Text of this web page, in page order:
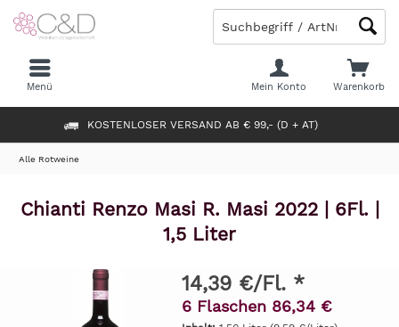
KOSTENLOSER VERSAND AB € 99,- (D + AT)
Warenkorb
Mein Konto
Menü
Alle Rotweine
Chianti Renzo Masi R. Masi 2022 | 6Fl. |
1,5 Liter
14,39 €/Fl. *
6 Flaschen 86,34 €